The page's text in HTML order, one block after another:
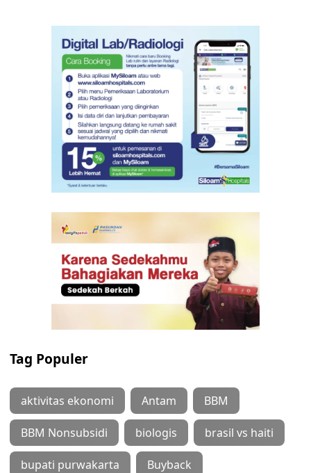
Tag Populer
aktivitas ekonomi Antam BBM
BBM Nonsubsidi biologis brasil vs haiti
bupati purwakarta Buyback